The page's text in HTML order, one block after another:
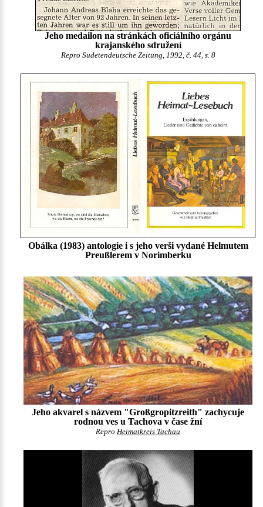
Jeho medailon na stránkách oficiálního orgánu
krajanského sdružení
Repro Sudetendeutsche Zeitung, 1992, č. 44, s. 8
Obálka (1983) antologie i s jeho verši vydané Helmutem
Preußlerem v Norimberku
Jeho akvarel s názvem "Großgropitzreith" zachycuje
rodnou ves u Tachova v čase žní
Repro Heimatkreis Tachau